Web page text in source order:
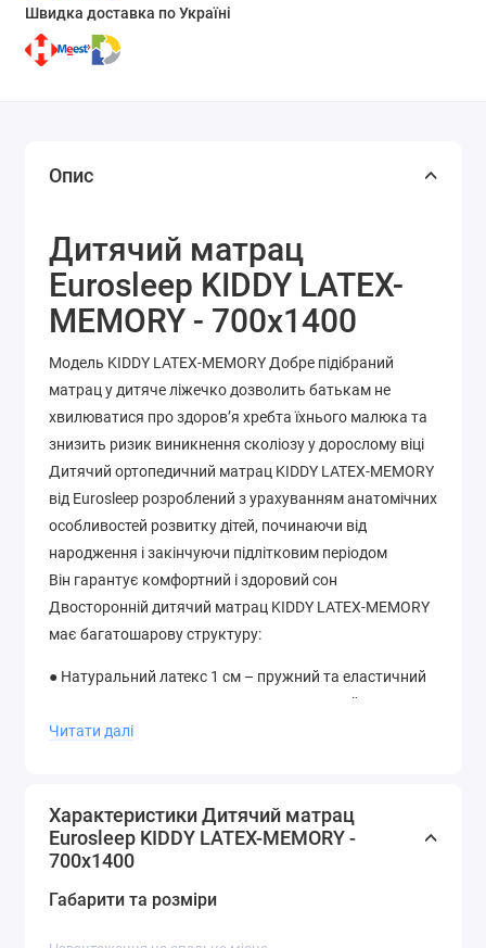
Швидка доставка по Україні
Опис
Дитячий матрац
Eurosleep KIDDY LATEX-
MEMORY - 700х1400
Модель KIDDY LATEX-MEMORY Добре підібраний
матрац у дитяче ліжечко дозволить батькам не
хвилюватися про здоров’я хребта їхнього малюка та
знизить ризик виникнення сколіозу у дорослому віці
Дитячий ортопедичний матрац KIDDY LATEX-MEMORY
від Eurosleep розроблений з урахуванням анатомічних
особливостей розвитку дітей, починаючи від
народження і закінчуючи підлітковим періодом
Він гарантує комфортний і здоровий сон
Двосторонній дитячий матрац KIDDY LATEX-MEMORY
має багатошарову структуру:
● Натуральний латекс 1 см – пружний та еластичний
наповнювач природного походження, який
виготовляють з соку каучукового дерева;
● Піна Меморі 3 см – м’яка і комфортна, здатна
повторювати форми тіла людини, яка на ній спить.
Дитячий гіпоалергенний матрац KIDDY LATEX-
Читати далі
Характеристики Дитячий матрац
Eurosleep KIDDY LATEX-MEMORY -
700х1400
Габарити та розміри